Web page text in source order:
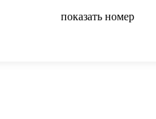
показать номер